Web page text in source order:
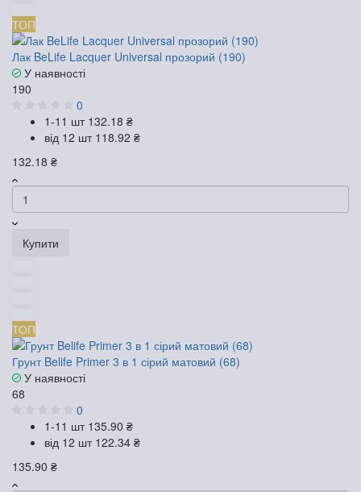
ТОП
Лак BeLife Lacquer Universal прозорий (190)
У наявності
190
0
1-11 шт 132.18 ₴
від 12 шт 118.92 ₴
132.18 ₴
Купити
ТОП
Грунт Belife Primer 3 в 1 сірий матовий (68)
У наявності
68
0
1-11 шт 135.90 ₴
від 12 шт 122.34 ₴
135.90 ₴